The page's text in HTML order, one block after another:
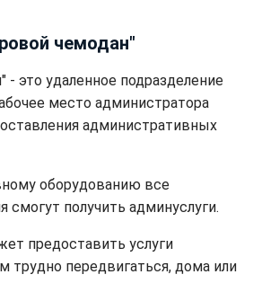
чемодан"
это удаленное подразделение
место администратора
административных
оборудованию все
смогут получить админуслуги.
предоставить услуги
трудно передвигаться, дома или